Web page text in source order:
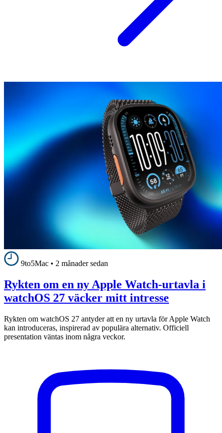
9to5Mac • 2 månader sedan
Rykten om en ny Apple Watch-urtavla i
watchOS 27 väcker mitt intresse
Rykten om watchOS 27 antyder att en ny urtavla för Apple Watch
kan introduceras, inspirerad av populära alternativ. Officiell
presentation väntas inom några veckor.